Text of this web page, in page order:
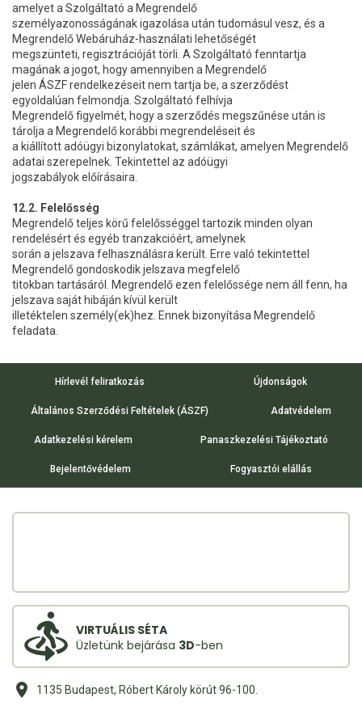
amelyet a Szolgáltató a Megrendelő
személyazonosságának igazolása után tudomásul vesz, és a
Megrendelő Webáruház-használati lehetőségét
megszünteti, regisztrációját törli. A Szolgáltató fenntartja
magának a jogot, hogy amennyiben a Megrendelő
jelen ÁSZF rendelkezéseit nem tartja be, a szerződést
egyoldalúan felmondja. Szolgáltató felhívja
Megrendelő figyelmét, hogy a szerződés megszűnése után is
tárolja a Megrendelő korábbi megrendeléseit és
a kiállított adóügyi bizonylatokat, számlákat, amelyen Megrendelő
adatai szerepelnek. Tekintettel az adóügyi
jogszabályok előírásaira.
12.2. Felelősség
Megrendelő teljes körű felelősséggel tartozik minden olyan
rendelésért és egyéb tranzakcióért, amelynek
során a jelszava felhasználásra került. Erre való tekintettel
Megrendelő gondoskodik jelszava megfelelő
titokban tartásáról. Megrendelő ezen felelőssége nem áll fenn, ha
jelszava saját hibáján kívül került
illetéktelen személy(ek)hez. Ennek bizonyítása Megrendelő
feladata.
Hírlevél feliratkozás Újdonságok
Általános Szerződési Feltételek (ÁSZF) Adatvédelem
Adatkezelési kérelem Panaszkezelési Tájékoztató
Bejelentővédelem Fogyasztói elállás
VIRTUÁLIS SÉTA
Üzletünk bejárása 3D-ben
1135 Budapest, Róbert Károly körút 96-100.